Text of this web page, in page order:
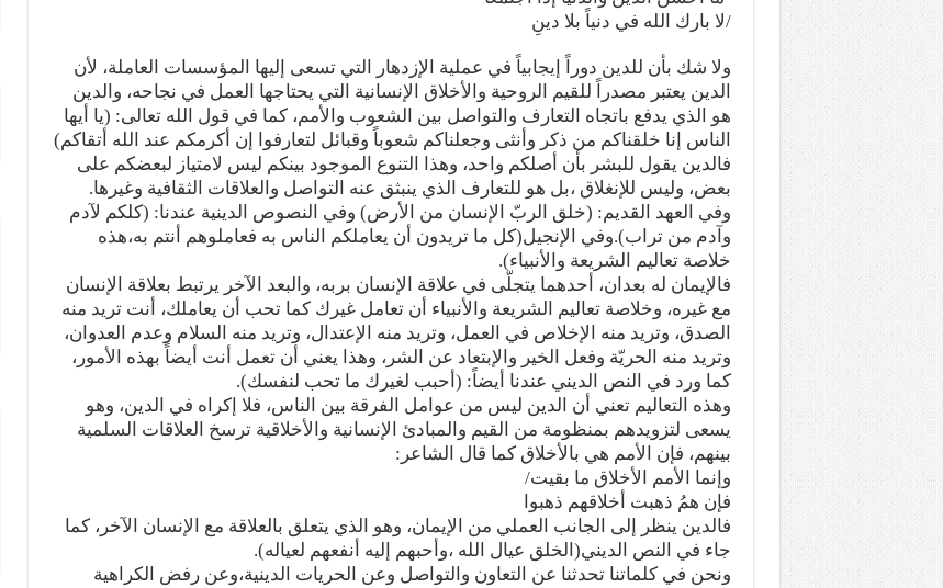
/لا بارك الله في دنياً بلا دينِ
ولا شك بأن للدين دوراً إيجابياً في عملية الإزدهار التي تسعى إليها المؤسسات العاملة، لأن
الدين يعتبر مصدراً للقيم الروحية والأخلاق الإنسانية التي يحتاجها العمل في نجاحه، والدين
هو الذي يدفع باتجاه التعارف والتواصل بين الشعوب والأمم، كما في قول الله تعالى: (يا أيها
الناس إنا خلقناكم من ذكر وأنثى وجعلناكم شعوباً وقبائل لتعارفوا إن أكرمكم عند الله أتقاكم)
فالدين يقول للبشر بأن أصلكم واحد، وهذا التنوع الموجود بينكم ليس لامتياز لبعضكم على
بعض، وليس للإنغلاق ،بل هو للتعارف الذي ينبثق عنه التواصل والعلاقات الثقافية وغيرها.
وفي العهد القديم: (خلق الربّ الإنسان من الأرض) وفي النصوص الدينية عندنا: (كلكم لآدم
وآدم من تراب).وفي الإنجيل(كل ما تريدون أن يعاملكم الناس به فعاملوهم أنتم به،هذه
خلاصة تعاليم الشريعة والأنبياء).
فالإيمان له بعدان، أحدهما يتجلّى في علاقة الإنسان بربه، والبعد الآخر يرتبط بعلاقة الإنسان
مع غيره، وخلاصة تعاليم الشريعة والأنبياء أن تعامل غيرك كما تحب أن يعاملك، أنت تريد منه
الصدق، وتريد منه الإخلاص في العمل، وتريد منه الإعتدال، وتريد منه السلام وعدم العدوان،
وتريد منه الحريّة وفعل الخير والإبتعاد عن الشر، وهذا يعني أن تعمل أنت أيضاً بهذه الأمور،
كما ورد في النص الديني عندنا أيضاً: (أحبب لغيرك ما تحب لنفسك).
وهذه التعاليم تعني أن الدين ليس من عوامل الفرقة بين الناس، فلا إكراه في الدين، وهو
يسعى لتزويدهم بمنظومة من القيم والمبادئ الإنسانية والأخلاقية ترسخ العلاقات السلمية
بينهم، فإن الأمم هي بالأخلاق كما قال الشاعر:
وإنما الأمم الأخلاق ما بقيت/
فإن همُ ذهبت أخلاقهم ذهبوا
فالدين ينظر إلى الجانب العملي من الإيمان، وهو الذي يتعلق بالعلاقة مع الإنسان الآخر، كما
جاء في النص الديني(الخلق عيال الله ،وأحبهم إليه أنفعهم لعياله).
ونحن في كلماتنا تحدثنا عن التعاون والتواصل وعن الحريات الدينية،وعن رفض الكراهية